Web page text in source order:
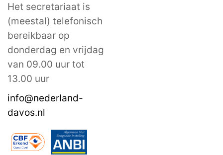
Het secretariaat is
(meestal) telefonisch
bereikbaar op
donderdag en vrijdag
van 09.00 uur tot
13.00 uur
info@nederland-
davos.nl